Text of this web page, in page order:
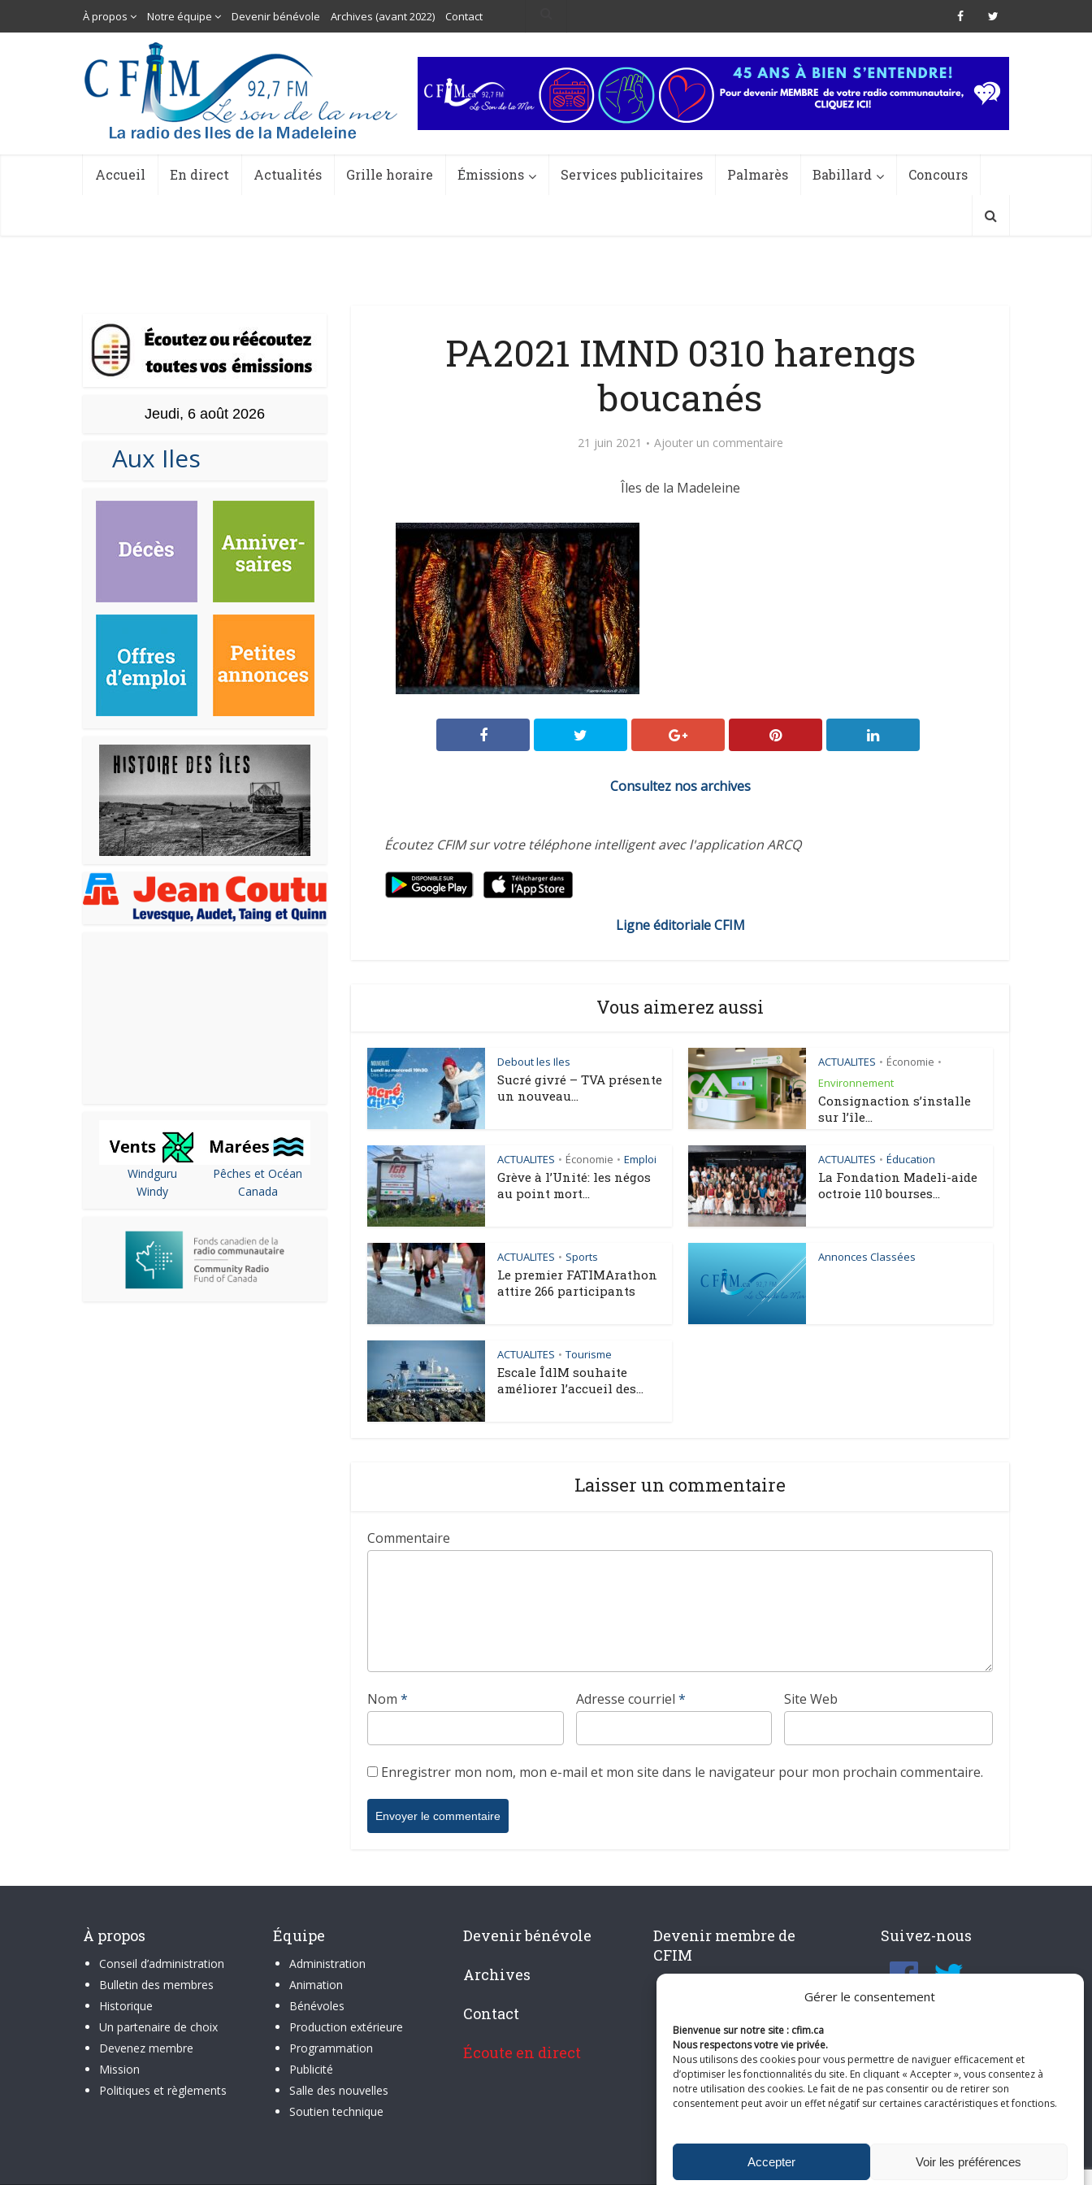
Gérer le consentement
Bienvenue sur notre site : cfim.ca
Nous respectons votre vie privée.
Nous utilisons des cookies pour vous permettre de naviguer efficacement et
d’optimiser les fonctionnalités du site. En cliquant « Accepter », vous consentez à
notre utilisation des cookies. Le fait de ne pas consentir ou de retirer son
consentement peut avoir un effet négatif sur certaines caractéristiques et fonctions.
Accepter Voir les préférences
À propos Notre équipe Devenir bénévole Archives (avant 2022) Contact
Accueil En direct Actualités Grille horaire Émissions Services publicitaires Palmarès Babillard Concours
Jeudi, 6 août 2026
Aux Iles
Windguru
Windy
Pêches et Océan
Canada
PA2021 IMND 0310 harengs
boucanés
21 juin 2021 Ajouter un commentaire
Îles de la Madeleine
Consultez nos archives
Écoutez CFIM sur votre téléphone intelligent avec l'application ARCQ
Ligne éditoriale CFIM
Vous aimerez aussi
Debout les Iles
Sucré givré – TVA présente
un nouveau...
ACTUALITES • Économie •
Environnement
Consignaction s’installe
sur l’île...
ACTUALITES • Économie • Emploi
Grève à l’Unité: les négos
au point mort...
ACTUALITES • Éducation
La Fondation Madeli-aide
octroie 110 bourses...
ACTUALITES • Sports
Le premier FATIMArathon
attire 266 participants
Annonces Classées
ACTUALITES • Tourisme
Escale ÎdlM souhaite
améliorer l’accueil des...
Laisser un commentaire
Commentaire
Nom * Adresse courriel * Site Web
Enregistrer mon nom, mon e-mail et mon site dans le navigateur pour mon prochain commentaire.
À propos
Conseil d’administration
Bulletin des membres
Historique
Un partenaire de choix
Devenez membre
Mission
Politiques et règlements
Équipe
Administration
Animation
Bénévoles
Production extérieure
Programmation
Publicité
Salle des nouvelles
Soutien technique
Devenir bénévole
Archives
Contact
Écoute en direct
Devenir membre de
CFIM
Suivez-nous